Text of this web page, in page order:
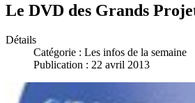
Le DVD des Grands
Détails
Catégorie : Les infos de la semaine
Publication : 22 avril 2013